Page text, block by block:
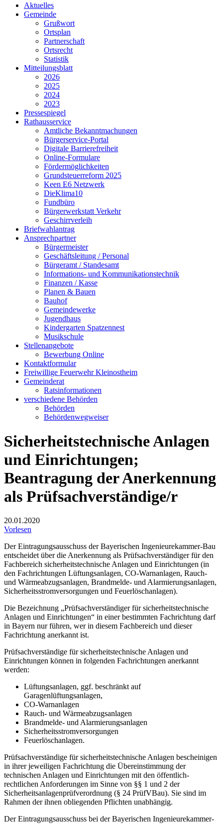
Aktuelles
Gemeinde
Grußwort
Ortsplan
Partnerschaft
Ortsrecht
Statistik
Mitteilungsblatt
2026
2025
2024
2023
Pressespiegel
Rathausservice
Amtliche Bekanntmachungen
Bürgerservice-Portal
Digitale Barrierefreiheit
Online-Formulare
Fördermöglichkeiten
Grundsteuerreform 2025
Keen E6 Netzwerk
DieKlima10
Fundbüro
Bürgerwerkstatt Verkehr
Geschirrverleih
Briefwahlantrag
Ansprechpartner
Bürgermeister
Geschäftsleitung / Personal
Bürgeramt / Standesamt
Informations- und Kommunikationstechnik
Finanzen / Kasse
Planen & Bauen
Bauhof
Gemeindewerke
Jugendhaus
Kindergarten Spatzennest
Musikschule
Stellenangebote
Bewerbung Online
Kontaktformular
Freiwillige Feuerwehr Kleinostheim
Gemeinderat
Ratsinformationen
verschiedene Behörden
Behörden
Behördenwegweiser
Sicherheitstechnische Anlagen
und Einrichtungen;
Beantragung der Anerkennung
als Prüfsachverständige/r
20.01.2020
Vorlesen
Der Eintragungsausschuss der Bayerischen Ingenieurekammer-Bau
entscheidet über die Anerkennung als Prüfsachverständiger für den
Fachbereich sicherheitstechnische Anlagen und Einrichtungen (in
den Fachrichtungen Lüftungsanlagen, CO-Warnanlagen, Rauch-
und Wärmeabzugsanlagen, Brandmelde- und Alarmierungsanlagen,
Sicherheitsstromversorgungen und Feuerlöschanlagen).
Die Bezeichnung „Prüfsachverständiger für sicherheitstechnische
Anlagen und Einrichtungen“ in einer bestimmten Fachrichtung darf
in Bayern nur führen, wer in diesem Fachbereich und dieser
Fachrichtung anerkannt ist.
Prüfsachverständige für sicherheitstechnische Anlagen und
Einrichtungen können in folgenden Fachrichtungen anerkannt
werden:
Lüftungsanlagen, ggf. beschränkt auf
Garagenlüftungsanlagen,
CO-Warnanlagen
Rauch- und Wärmeabzugsanlagen
Brandmelde- und Alarmierungsanlagen
Sicherheitsstromversorgungen
Feuerlöschanlagen.
Prüfsachverständige für sicherheitstechnische Anlagen bescheinigen
in ihrer jeweiligen Fachrichtung die Übereinstimmung der
technischen Anlagen und Einrichtungen mit den öffentlich-
rechtlichen Anforderungen im Sinne von §§ 1 und 2 der
Sicherheitsanlagenprüfverordnung (§ 24 PrüfVBau). Sie sind im
Rahmen der ihnen obliegenden Pflichten unabhängig.
Der Eintragungsausschuss bei der Bayerischen Ingenieurekammer-